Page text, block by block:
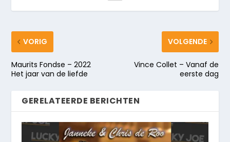
VORIG
Maurits Fondse – 2022
Het jaar van de liefde
VOLGENDE
Vince Collet – Vanaf de
eerste dag
GERELATEERDE BERICHTEN